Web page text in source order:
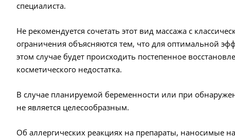
специалиста.
Не рекомендуется сочетать этот вид массажа с
ограничения объясняются тем, что для оптимальной
этом случае будет происходить постепенное
косметического недостатка.
В случае планируемой беременности или при
не является целесообразным.
Об аллергических реакциях на препараты, наносимые